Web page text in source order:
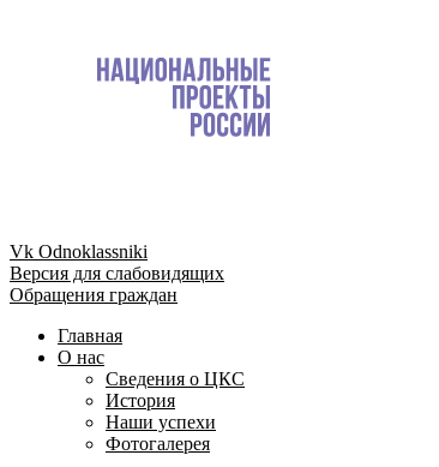
Vk Odnoklassniki
Версия для слабовидящих
Обращения граждан
Главная
О нас
Сведения о ЦКС
История
Наши успехи
Фотогалерея